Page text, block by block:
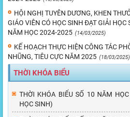
HỘI NGHỊ TUYÊN DƯƠNG, KHEN
GIÁO VIÊN CÓ HỌC SINH ĐẠT GIẢI HỌC
NĂM HỌC 2024-2025 (14/03/2025)
KẾ HOẠCH THỰC HIỆN CÔNG TÁC
NHŨNG, TIÊU CỰC NĂM 2025 (18/03/2025)
THỜI KHÓA BIỂU
THỜI KHÓA BIỂU SỐ 10 NĂM
HỌC SINH)